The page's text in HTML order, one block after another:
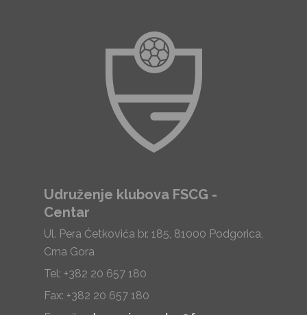
Udruženje klubova FSCG -
Centar
Ul. Pera Ćetkovića br. 185, 81000 Podgorica,
Crna Gora
Tel: +382 20 657 180
Fax: +382 20 657 180